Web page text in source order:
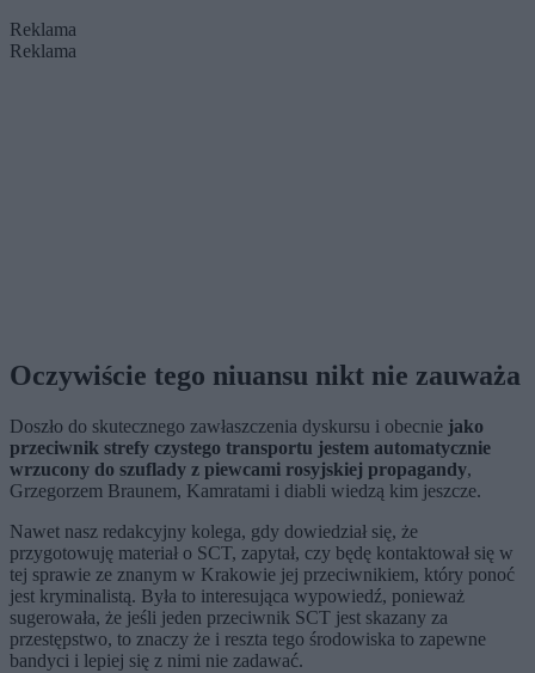
Reklama
Reklama
Oczywiście tego niuansu nikt nie zauważa
Doszło do skutecznego zawłaszczenia dyskursu i obecnie jako
przeciwnik strefy czystego transportu jestem automatycznie
wrzucony do szuflady z piewcami rosyjskiej propagandy,
Grzegorzem Braunem, Kamratami i diabli wiedzą kim jeszcze.
Nawet nasz redakcyjny kolega, gdy dowiedział się, że
przygotowuję materiał o SCT, zapytał, czy będę kontaktował się w
tej sprawie ze znanym w Krakowie jej przeciwnikiem, który ponoć
jest kryminalistą. Była to interesująca wypowiedź, ponieważ
sugerowała, że jeśli jeden przeciwnik SCT jest skazany za
przestępstwo, to znaczy że i reszta tego środowiska to zapewne
bandyci i lepiej się z nimi nie zadawać.